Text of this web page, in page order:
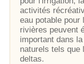
activités
eau potable pour
rivières peuvent
important dans
naturels tels que
deltas.